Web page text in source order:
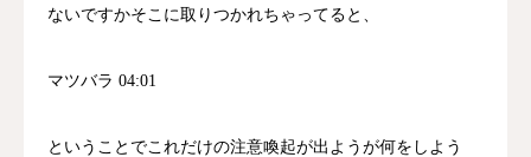
ないですかそこに取りつかれちゃってると、
マツバラ 04:01
ということでこれだけの注意喚起が出ようが何をしよう